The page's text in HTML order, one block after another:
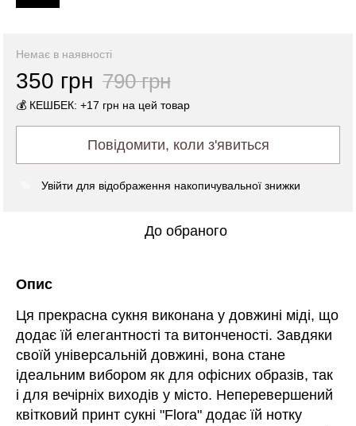
Немає в наявності
350 грн 790 грн
💰 КЕШБЕК: +17 грн на цей товар
Повідомити, коли з'явиться
Увійти для відображення накопичувальної знижки
До обраного
Опис
Ця прекрасна сукня виконана у довжині міді, що
додає їй елегантності та витонченості. Завдяки
своїй універсальній довжині, вона стане
ідеальним вибором як для офісних образів, так
і для вечірніх виходів у місто. Неперевершений
квітковий принт сукні "Flora" додає їй нотку